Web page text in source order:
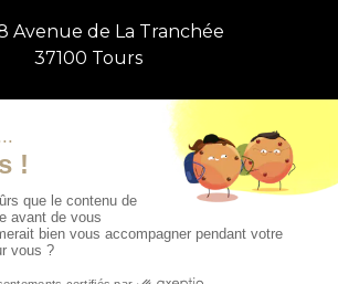
Avenue de La Tranchée
37100 Tours